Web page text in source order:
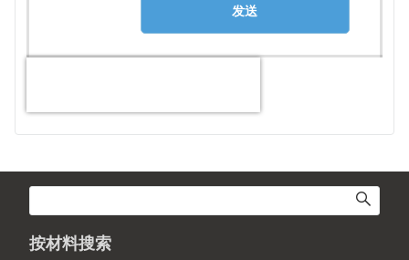
按材料搜索